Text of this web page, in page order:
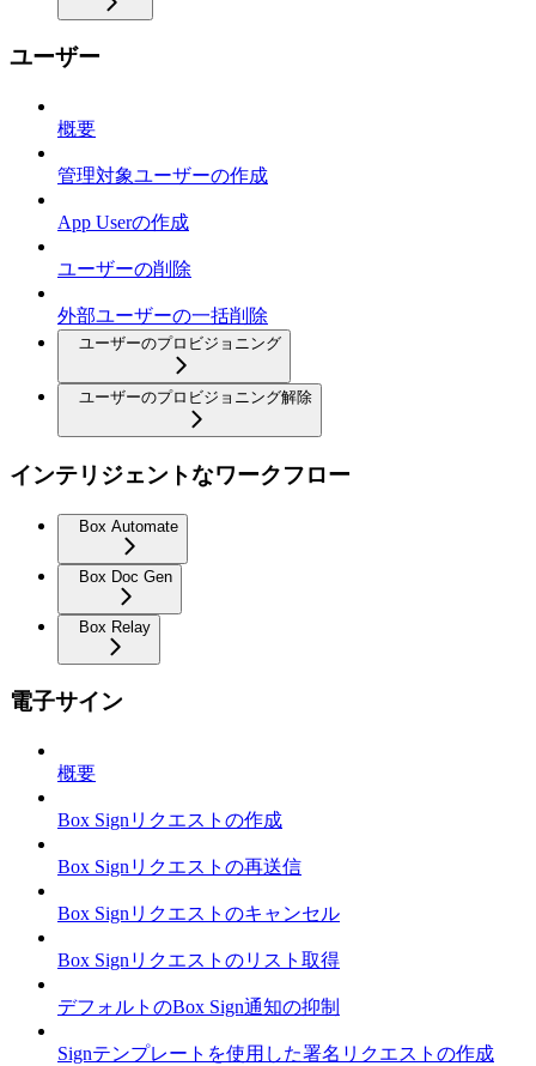
ユーザー
概要
管理対象ユーザーの作成
App Userの作成
ユーザーの削除
外部ユーザーの一括削除
ユーザーのプロビジョニング
ユーザーのプロビジョニング解除
インテリジェントなワークフロー
Box Automate
Box Doc Gen
Box Relay
電子サイン
概要
Box Signリクエストの作成
Box Signリクエストの再送信
Box Signリクエストのキャンセル
Box Signリクエストのリスト取得
デフォルトのBox Sign通知の抑制
Signテンプレートを使用した署名リクエストの作成